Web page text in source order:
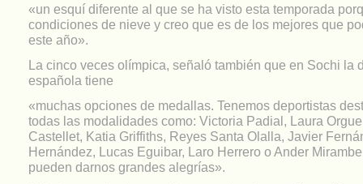
«un esquí diferente al que se ha visto esta temporada
condiciones de nieve y creo que es de los mejores que
este año».
La cinco veces olímpica, señaló también que en Sochi la
española tiene
«muchas opciones de medallas. Tenemos deportistas
todas las modalidades como: Victoria Padial, Laura
Castellet, Katia Griffiths, Reyes Santa Olalla, Javier
Hernández, Lucas Eguibar, Laro Herrero o Ander
pueden darnos grandes alegrías».